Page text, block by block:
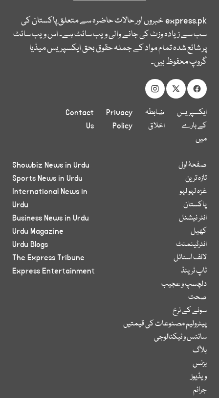
express.pkخبروں اور حالات حاضرہ سے متعلق پاکستان کی
سب سے زیادہ وزٹ کی جانے والی ویب سائٹ ہے۔ اس ویب سائٹ
پر شائع شدہ تمام مواد کے جملہ حقوق بحق ایکسپریس میڈیا
گروپ محفوظ ہیں۔
ایکسپریس
کے بارے
میں
ضابطہ
اخلاق
Privacy
Policy
Contact
Us
صفحۂ اول
تازہ ترین
غزہ لہو لہو
پاکستان
انٹر نیشنل
کھیل
انٹرٹینمنٹ
لائف اسٹائل
ٹاپ ٹرینڈ
دلچسپ و عجیب
صحت
سونے کے نرخ
پیٹرولیم مصنوعات کی قیمتیں
سائنس و ٹیکنالوجی
بلاگ
بزنس
ویڈیوز
جرائم
Showbiz News in Urdu
Sports News in Urdu
International News in
Urdu
Business News in Urdu
Urdu Magazine
Urdu Blogs
The Express Tribune
Express Entertainment